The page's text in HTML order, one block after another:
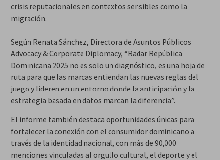
crisis reputacionales en contextos sensibles como la
migración.
Según Renata Sánchez, Directora de Asuntos Públicos
Advocacy & Corporate Diplomacy, “Radar República
Dominicana 2025 no es solo un diagnóstico, es una hoja de
ruta para que las marcas entiendan las nuevas reglas del
juego y lideren en un entorno donde la anticipación y la
estrategia basada en datos marcan la diferencia”.
El informe también destaca oportunidades únicas para
fortalecer la conexión con el consumidor dominicano a
través de la identidad nacional, con más de 90,000
menciones vinculadas al orgullo cultural, el deporte y el